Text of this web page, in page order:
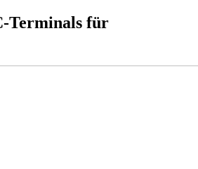
Terminals für